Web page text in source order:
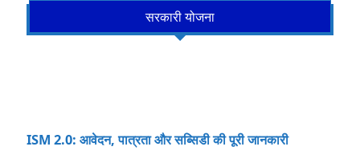
सरकारी योजना
ISM 2.0: आवेदन, पात्रता और सब्सिडी की पूरी जानकारी